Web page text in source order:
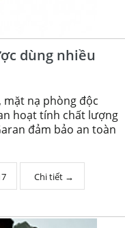
dùng nhiều
mặt nạ phòng độc
hoạt tính chất lượng
đảm bảo an toàn
Chi tiết →